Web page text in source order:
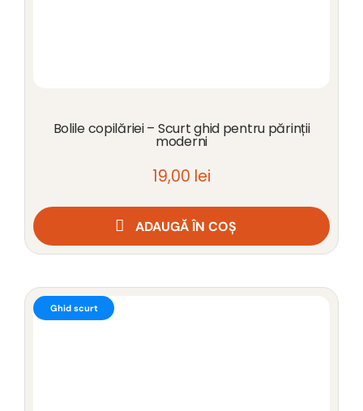
Bolile copilăriei – Scurt ghid pentru părinții
moderni
19,00 lei
ADAUGĂ ÎN COȘ
Ghid scurt